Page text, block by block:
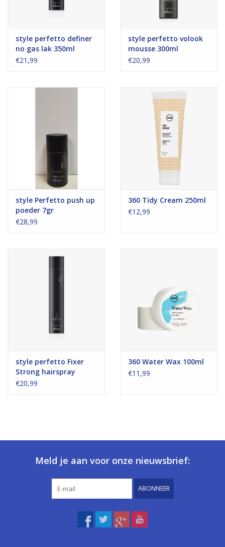
style perfetto definer
no gas lak 350ml
€21,99
style perfetto volook
mousse 300ml
€20,99
style Perfetto push up
poeder 7gr
€28,99
360 Tidy Cream 250ml
€12,99
style perfetto Fixer
Strong hairspray
400ml
€20,99
360 Water Wax 100ml
€11,99
Meld je aan voor onze nieuwsbrief:
ABONNEER